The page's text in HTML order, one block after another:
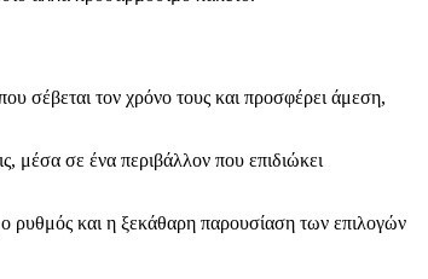
σέβεται τον χρόνο τους και προσφέρει άμεση,
μέσα σε ένα περιβάλλον που επιδιώκει
ο ρυθμός και η ξεκάθαρη παρουσίαση των επιλογών